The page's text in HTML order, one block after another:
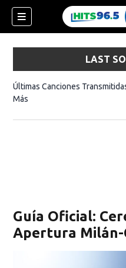
LAST
Últimas Canciones
Más
Guía Oficial:
Apertura Milán-